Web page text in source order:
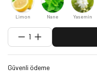
Limon Nane Yasemin
1